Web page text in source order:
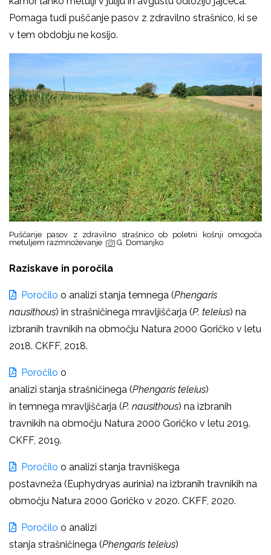
Pomaga tudi puščanje pasov z zdravilno strašnico, ki se
v tem obdobju ne kosijo.
Puščanje pasov z zdravilno strašnico ob poletni košnji omogoča
metuljem razmnoževanje
G. Domanjko
Raziskave in poročila
Poročilo o analizi stanja temnega (Phengaris
nausithous) in strašničinega mravljiščarja (P. teleius) na
izbranih travnikih na območju Natura 2000 Goričko v letu
2018. CKFF, 2018.
Poročilo o
analizi stanja strašničinega (Phengaris teleius)
in temnega mravljiščarja (P. nausithous) na izbranih
travnikih na območju Natura 2000 Goričko v letu 2019.
CKFF, 2019.
Poročilo o analizi stanja travniškega
postavneža (Euphydryas aurinia) na izbranih travnikih na
območju Natura 2000 Goričko v 2020. CKFF, 2020.
Poročilo o analizi
stanja strašničinega (Phengaris teleius)